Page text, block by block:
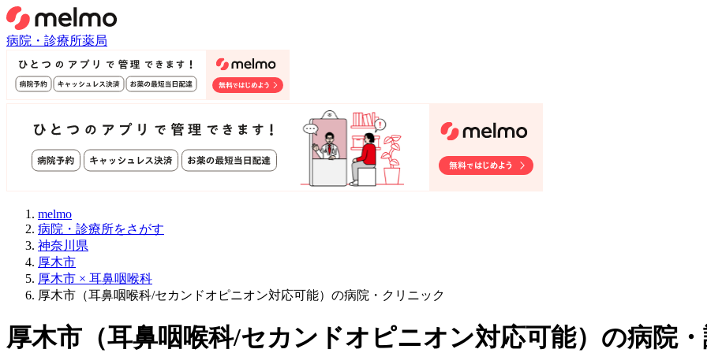
病院・診療所薬局
melmo
病院・診療所をさがす
神奈川県
厚木市
厚木市 × 耳鼻咽喉科
厚木市（耳鼻咽喉科/セカンドオピニオン対応可能）の病院・クリニック
厚木市 （耳鼻咽喉科/セカンドオピニオン対応可能） の病院